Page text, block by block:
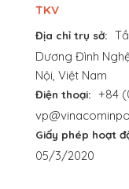
TKV
Địa chỉ trụ sở:
Dương Đình
Nội, Việt Nam
Điện thoại: +84
Giấy phép hoạt
05/3/2020